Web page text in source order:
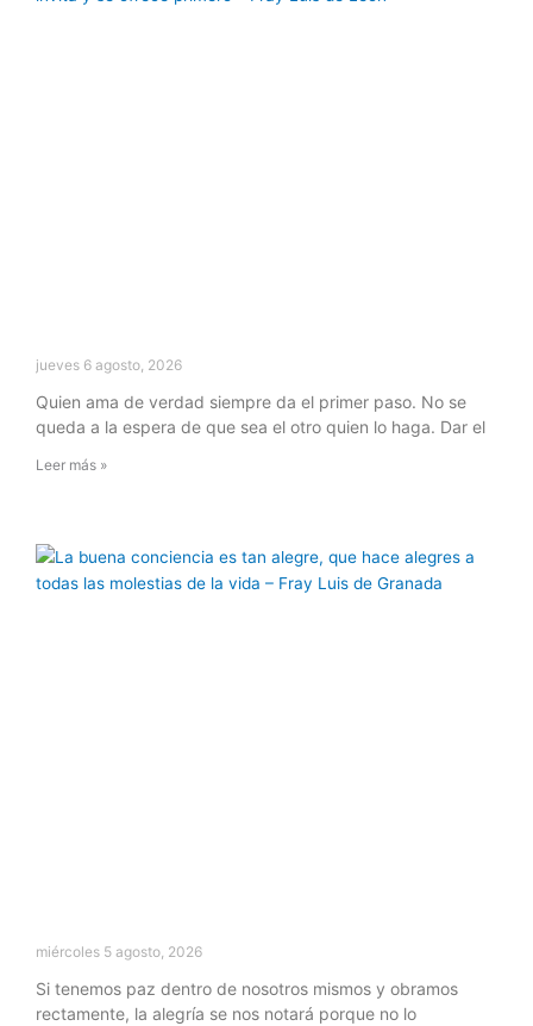
jueves 6 agosto, 2026
Quien ama de verdad siempre da el primer paso. No se
queda a la espera de que sea el otro quien lo haga. Dar el
Leer más »
miércoles 5 agosto, 2026
Si tenemos paz dentro de nosotros mismos y obramos
rectamente, la alegría se nos notará porque no lo